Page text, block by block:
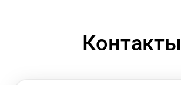
Контакты